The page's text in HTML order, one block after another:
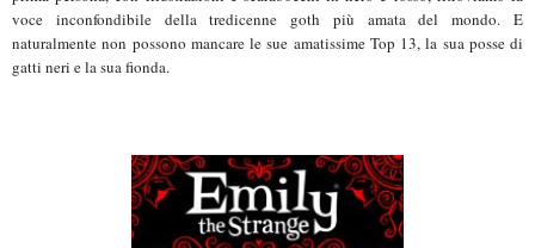
voce inconfondibile della tredicenne goth più amata del mondo. E
naturalmente non possono mancare le sue amatissime Top 13, la sua posse di
gatti neri e la sua fionda.